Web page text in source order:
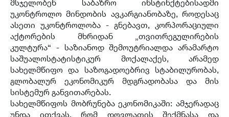
მსჯელობენ საბაზრო ინსტინქტებისადმი
უკონტროლო მინდობის ავკარგიანობაზე, როდესაც
ასეთი უკონტროლობა - გნებავთ, კორპორაციული
აქტორების მხრიდან „თვითრეგულირების
კულტურა“ - საზიანოდ შემოუტრიალდა არამარტო
საშუალოსტატისტიკურ მოქალაქეს, არამედ
სახელმწიფო და საზოგადოებრივ სტაბილურობას,
გლობალურ ეკონომიკურ მდგრადობასა და მის
სისტემურ განვითარებას.
სახელმწიფოს მობრუნება ეკონომიკაში: ამჯერადაც
უნდა ითქვას, რომ დოვლათის შექმნასა და